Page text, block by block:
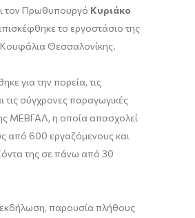
τον Πρωθυπουργό Κυριάκο
το εργοστάσιο της
Κουφάλια Θεσσαλονίκης.
για την πορεία, τις
τις σύγχρονες παραγωγικές
ΜΕΒΓΑΛ, η οποία απασχολεί
από 600 εργαζόμενους και
της σε πάνω από 30
εκδήλωση, παρουσία πλήθους